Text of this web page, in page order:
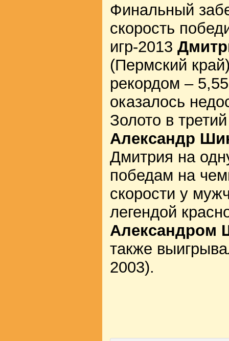
Финальный
скорость
игр-2013
(Пермский
рекордом –
оказалось
Золото в
Александр
Дмитрия на
победам на
скорости у
легендой
Александром
также
2003).